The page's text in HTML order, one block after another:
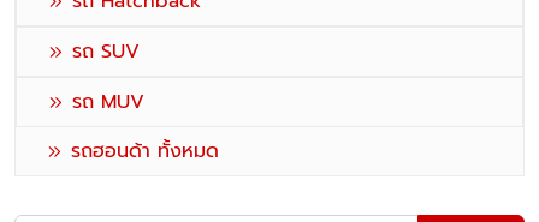
รถ SUV
รถ MUV
รถฮอนด้า ทั้งหมด